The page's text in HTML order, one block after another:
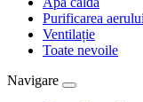
Purificarea aerului
Ventilație
Toate nevoile
Navigare